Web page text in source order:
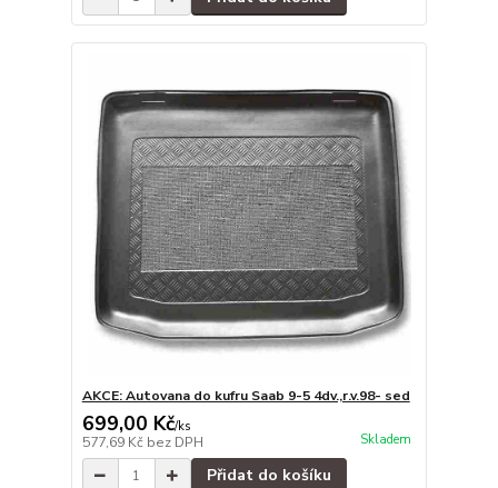
AKCE: Autovana do kufru Saab 9-5 4dv.,r.v.98- sed
699,00 Kč/ks
577,69 Kč bez DPH Skladem
Přidat do košíku